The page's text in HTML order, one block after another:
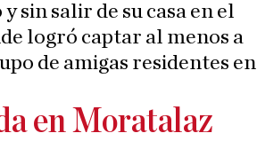
sin salir de su casa en el
logró captar al menos a
de amigas residentes en
en Moratalaz